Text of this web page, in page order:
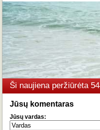
Ši naujiena peržiūrėta
Jūsų komentaras
Jūsų vardas: